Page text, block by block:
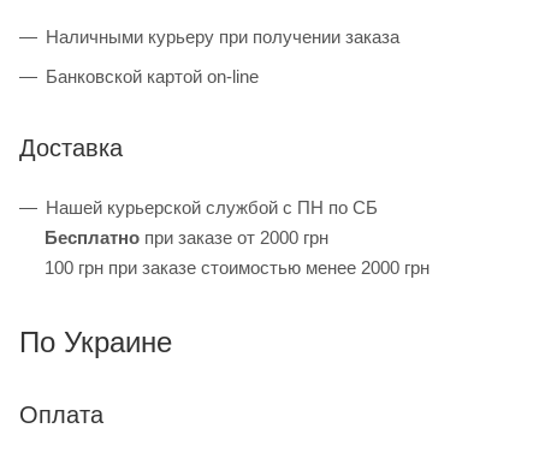
Наличными курьеру при получении заказа
Банковской картой on-line
Доставка
Нашей курьерской службой с ПН по СБ
Бесплатно при заказе от 2000 грн
100 грн при заказе стоимостью менее 2000 грн
По Украине
Оплата